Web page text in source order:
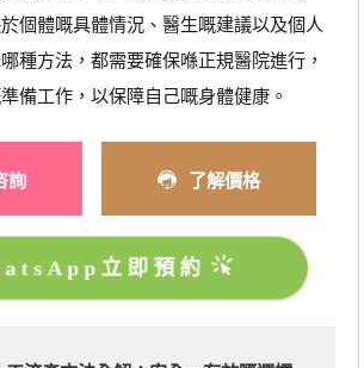
個體嘅具體情況、醫生嘅建議以及個人
種方法，都需要確保喺正規醫院進行，
備工作，以保障自己嘅身體健康。
詢 了解價格
立即預約